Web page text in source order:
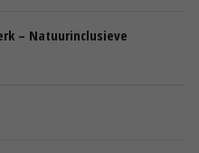
– Natuurinclusieve